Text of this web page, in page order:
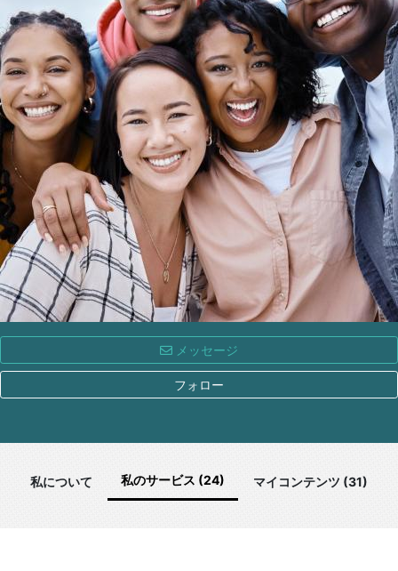
メッセージ
フォロー
私について 私のサービス (24) マイコンテンツ (31)